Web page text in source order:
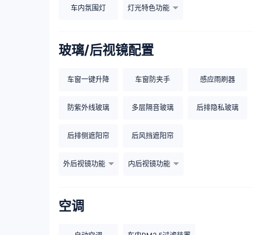
车内氛围灯 灯光特色功能
玻璃/后视镜配置
车窗一键升降 车窗防夹手 感应雨刷器
防紫外线玻璃 多层隔音玻璃 后排隐私玻璃
后排侧遮阳帘 后风挡遮阳帘
外后视镜功能 内后视镜功能
空调